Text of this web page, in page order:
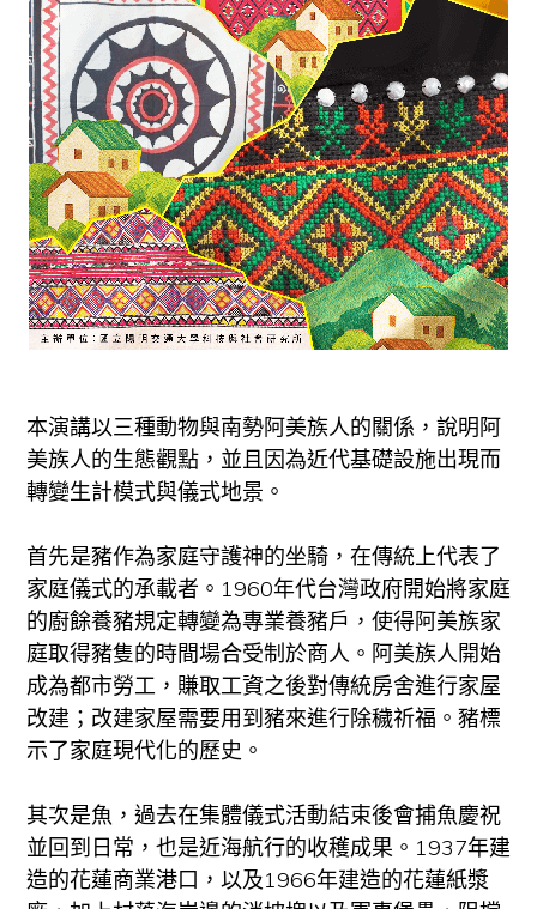
本演講以三種動物與南勢阿美族人的關係，說明阿
美族人的生態觀點，並且因為近代基礎設施出現而
轉變生計模式與儀式地景。
首先是豬作為家庭守護神的坐騎，在傳統上代表了
家庭儀式的承載者。1960年代台灣政府開始將家庭
的廚餘養豬規定轉變為專業養豬戶，使得阿美族家
庭取得豬隻的時間場合受制於商人。阿美族人開始
成為都市勞工，賺取工資之後對傳統房舍進行家屋
改建；改建家屋需要用到豬來進行除穢祈福。豬標
示了家庭現代化的歷史。
其次是魚，過去在集體儀式活動結束後會捕魚慶祝
並回到日常，也是近海航行的收穫成果。1937年建
造的花蓮商業港口，以及1966年建造的花蓮紙漿